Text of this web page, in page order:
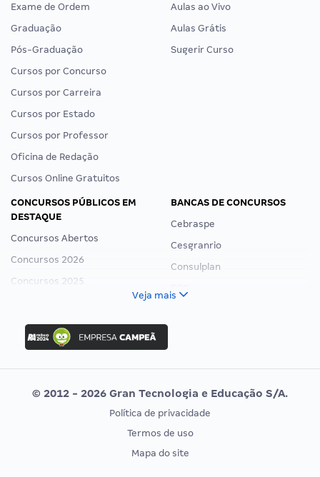
Exame de Ordem
Graduação
Pós-Graduação
Cursos por Concurso
Cursos por Carreira
Cursos por Estado
Cursos por Professor
Oficina de Redação
Cursos Online Gratuitos
Aulas ao Vivo
Aulas Grátis
Sugerir Curso
CONCURSOS PÚBLICOS EM
DESTAQUE
Concursos Abertos
Concursos 2026
Concursos 2025
Concurso Nacional Unificado
Concurso Ibama
Concurso MPU
Editais publicados
BANCAS DE CONCURSOS
Cebraspe
Cesgranrio
Consulplan
Vunesp
CONCURSOS POR PROFISSÃO
EXAME DE ORDEM
Veja mais
© 2012 - 2026 Gran Tecnologia e Educação S/A.
Política de privacidade
Termos de uso
Mapa do site